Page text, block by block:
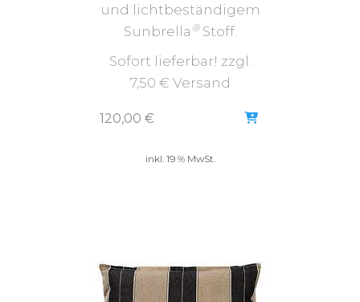
und lichtbeständigem
Sunbrella ®Stoff.
Sofort lieferbar! zzgl.
7,50 € Versand
120,00 €
inkl. 19 % MwSt.